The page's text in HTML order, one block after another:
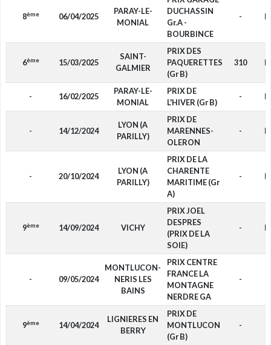
8ème 06/04/2025
PARAY-LE-
MONIAL
DUCHASSIN
Gr.A -
BOURBINCE
-
6ème 15/03/2025
SAINT-
GALMIER
PRIX DES
PAQUERETTES
(Gr B)
310
- 16/02/2025
PARAY-LE-
MONIAL
PRIX DE
L'HIVER (Gr B)
-
- 14/12/2024
LYON (A
PARILLY)
PRIX DE
MARENNES-
OLERON
-
- 20/10/2024
LYON (A
PARILLY)
PRIX DE LA
CHARENTE
MARITIME (Gr
A)
-
9ème 14/09/2024 VICHY
PRIX JOEL
DESPRES
(PRIX DE LA
SOIE)
-
- 09/05/2024
MONTLUCON-
NERIS LES
BAINS
PRIX CENTRE
FRANCE LA
MONTAGNE
NERDRE GA
-
9ème 14/04/2024
LIGNIERES EN
BERRY
PRIX DE
MONTLUCON
(Gr B)
-